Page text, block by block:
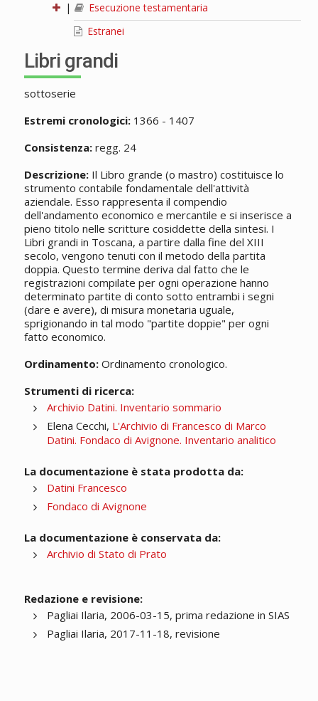
|
Esecuzione testamentaria
Estranei
Libri grandi
sottoserie
Estremi cronologici:1366 - 1407
Consistenza:regg. 24
Descrizione:Il Libro grande (o mastro) costituisce lo
strumento contabile fondamentale dell'attività
aziendale. Esso rappresenta il compendio
dell'andamento economico e mercantile e si inserisce a
pieno titolo nelle scritture cosiddette della sintesi. I
Libri grandi in Toscana, a partire dalla fine del XIII
secolo, vengono tenuti con il metodo della partita
doppia. Questo termine deriva dal fatto che le
registrazioni compilate per ogni operazione hanno
determinato partite di conto sotto entrambi i segni
(dare e avere), di misura monetaria uguale,
sprigionando in tal modo "partite doppie" per ogni
fatto economico.
Ordinamento:Ordinamento cronologico.
Strumenti di ricerca:
Archivio Datini. Inventario sommario
Elena Cecchi, L'Archivio di Francesco di Marco
Datini. Fondaco di Avignone. Inventario analitico
La documentazione è stata prodotta da:
Datini Francesco
Fondaco di Avignone
La documentazione è conservata da:
Archivio di Stato di Prato
Redazione e revisione:
Pagliai Ilaria, 2006-03-15, prima redazione in SIAS
Pagliai Ilaria, 2017-11-18, revisione